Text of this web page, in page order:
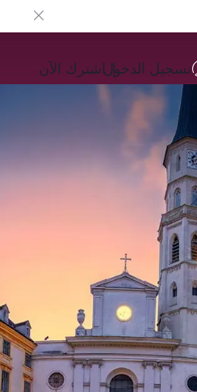
تسجيل الدخولاشترك الآن